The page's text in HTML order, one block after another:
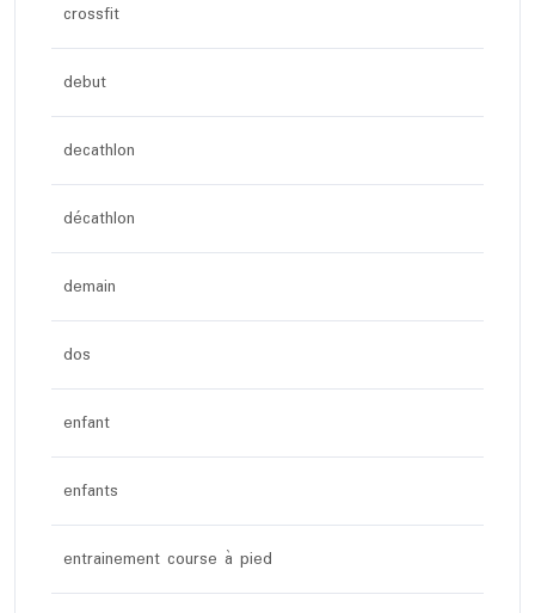
crossfit
debut
decathlon
décathlon
demain
dos
enfant
enfants
entrainement course à pied